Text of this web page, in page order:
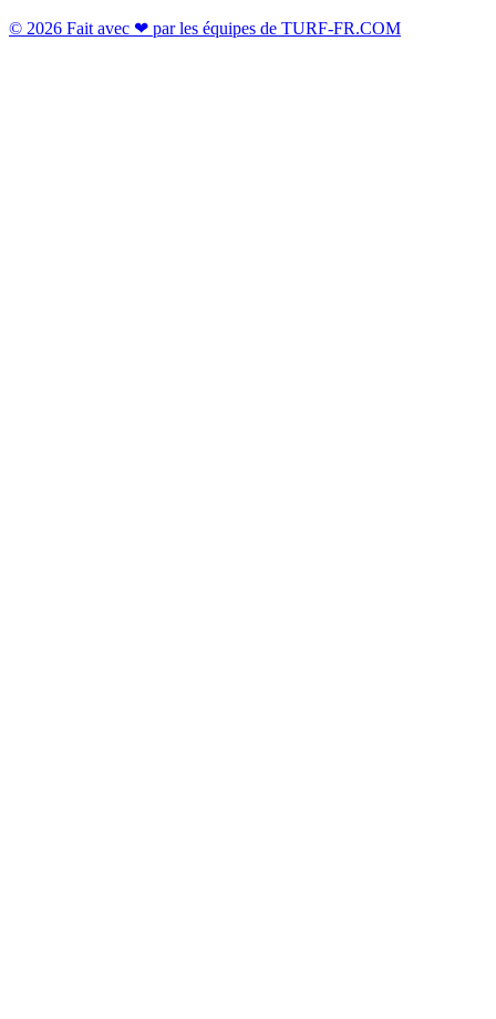
© 2026 Fait avec ❤ par les équipes de TURF-FR.COM